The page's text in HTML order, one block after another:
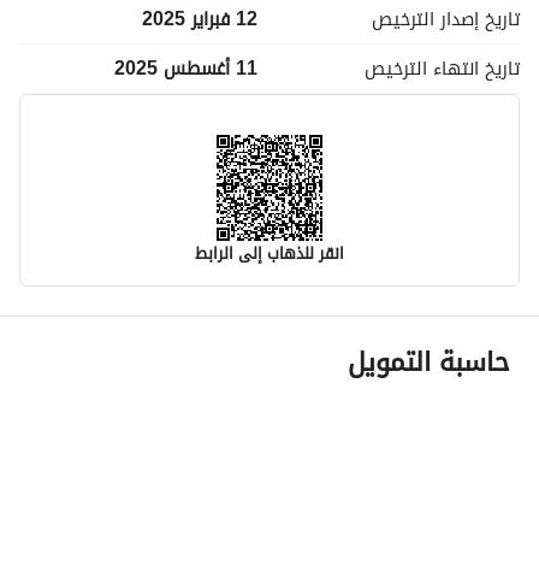
تاريخ إصدار الترخيص
12 فبراير 2025
تاريخ انتهاء الترخيص 11 أغسطس 2025
انقر للذهاب إلى الرابط
معلومات مسؤول الإعلان
اسم المسؤول
حاسبة التمويل